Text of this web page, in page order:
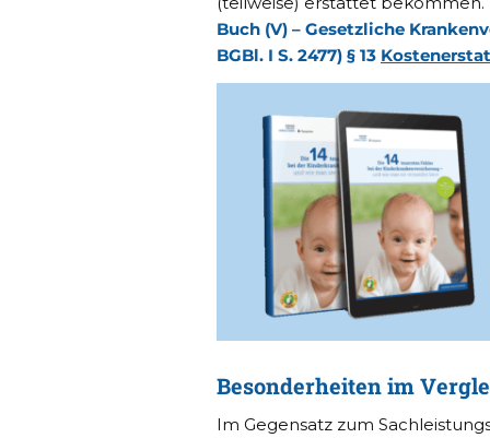
Buch (V) – Gesetzliche
BGBl. I S. 2477) § 13
Besonderheiten im
Im Gegensatz zum